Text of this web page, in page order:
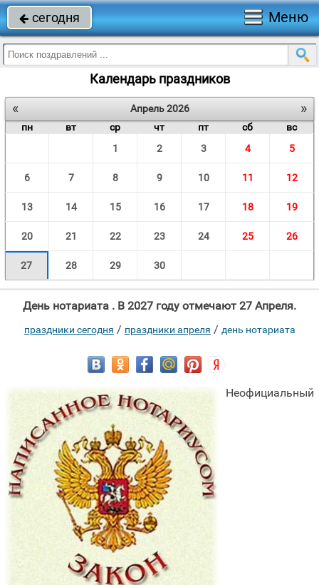
 сегодня Меню
Календарь праздников
« »
Апрель 2026
пн
вт ср чт пт сб
вс
1
2 3 4 5
6 7 8 9 10 11 12
13 14 15 16 17 18 19
20 21 22 23 24 25 26
27 28 29 30
День нотариата . В 2027 году отмечают 27 Апреля.
праздники сегодня / праздники апреля / день нотариата
Неофициальный